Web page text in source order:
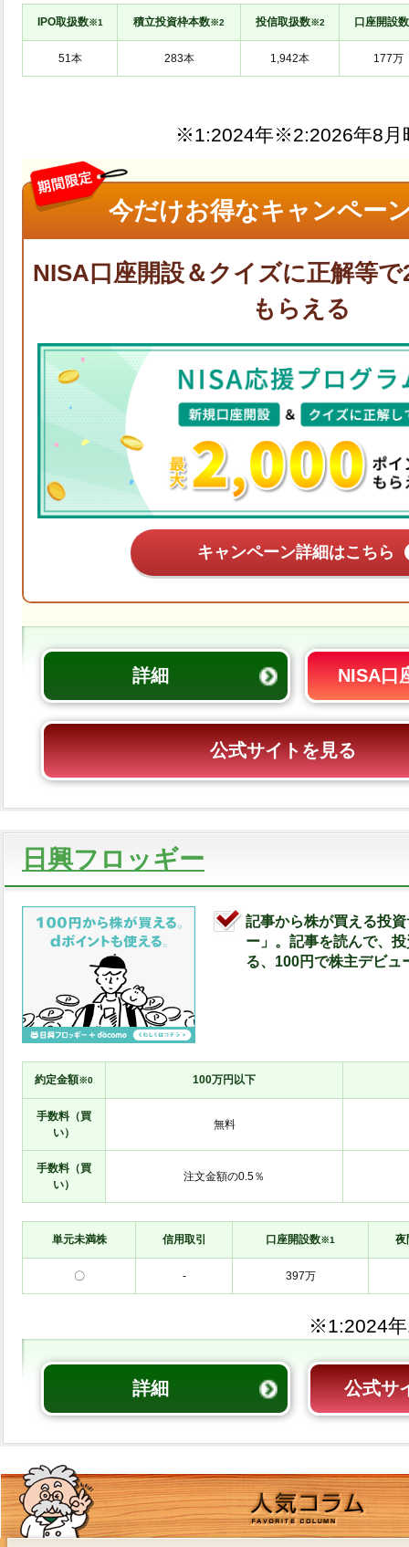
IPO取扱数※1 積立投資枠本数※2 投信取扱数※2 口座開設数
※1: ※2:
今だけお得なキャンペー
キャンペーン詳細はこちら
詳細 NISA口
公式サイトを見る
日興フロッギー
記事から株が買える投
ー」。記事を読んで、
る、100円で株主デビュ
約定金額※0 100万円以下
手数料（買
い）
無料
手数料（買
い）
注文金額の0.5％
単元未満株 信用取引 口座開設数※1 夜
〇 -
※1:
詳細 公式サ